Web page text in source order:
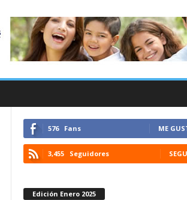
576 Fans ME
3,455 Seguidores
Edición Enero 2025